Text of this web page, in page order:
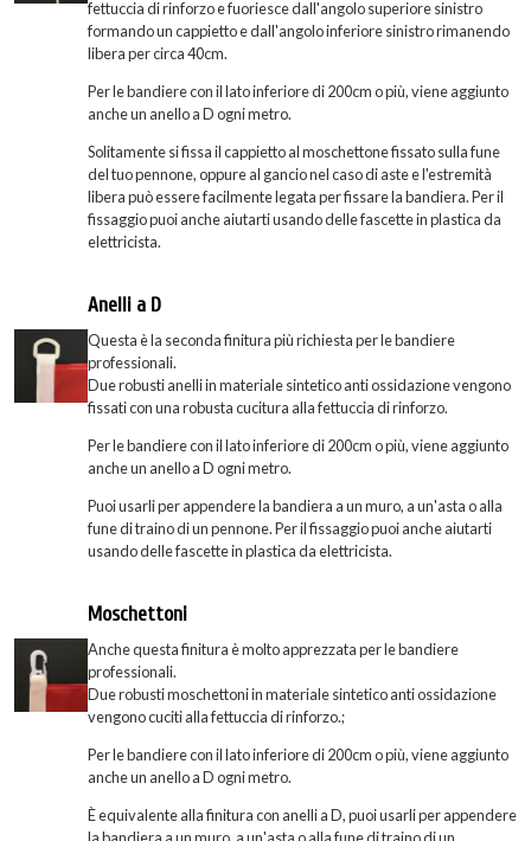
fettuccia di rinforzo e fuoriesce dall'angolo superiore sinistro
formando un cappietto e dall'angolo inferiore sinistro rimanendo
libera per circa 40cm.
Per le bandiere con il lato inferiore di 200cm o più, viene aggiunto
anche un anello a D ogni metro.
Solitamente si fissa il cappietto al moschettone fissato sulla fune
del tuo pennone, oppure al gancio nel caso di aste e l'estremità
libera può essere facilmente legata per fissare la bandiera. Per il
fissaggio puoi anche aiutarti usando delle fascette in plastica da
elettricista.
Anelli a D
Questa è la seconda finitura più richiesta per le bandiere
professionali.
Due robusti anelli in materiale sintetico anti ossidazione vengono
fissati con una robusta cucitura alla fettuccia di rinforzo.
Per le bandiere con il lato inferiore di 200cm o più, viene aggiunto
anche un anello a D ogni metro.
Puoi usarli per appendere la bandiera a un muro, a un'asta o alla
fune di traino di un pennone. Per il fissaggio puoi anche aiutarti
usando delle fascette in plastica da elettricista.
Moschettoni
Anche questa finitura è molto apprezzata per le bandiere
professionali.
Due robusti moschettoni in materiale sintetico anti ossidazione
vengono cuciti alla fettuccia di rinforzo.;
Per le bandiere con il lato inferiore di 200cm o più, viene aggiunto
anche un anello a D ogni metro.
È equivalente alla finitura con anelli a D, puoi usarli per appendere